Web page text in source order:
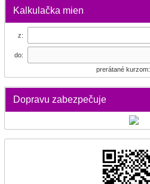
Kalkulačka mien
z:
do:
prerátané kurzom:
Dopravu zabezpečuje